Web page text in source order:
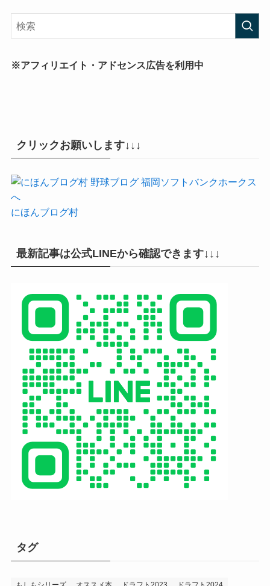
※アフィリエイト・アドセンス広告を利用中
クリックお願いします↓↓↓
にほんブログ村
最新記事は公式LINEから確認できます↓↓↓
タグ